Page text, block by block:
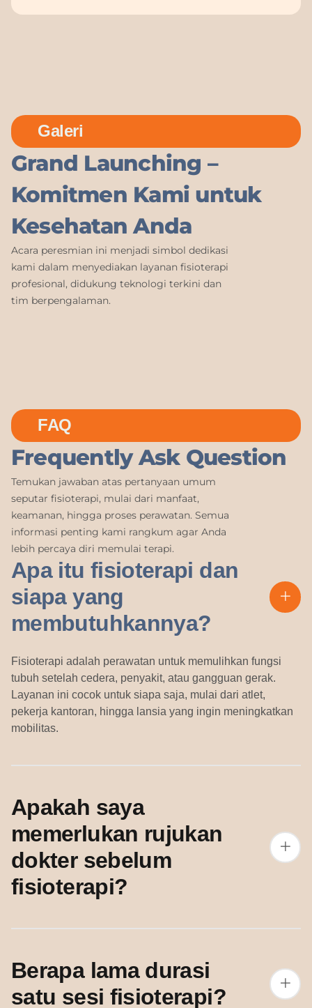
Galeri
Grand Launching –
Komitmen Kami untuk
Kesehatan Anda
Acara peresmian ini menjadi simbol dedikasi
kami dalam menyediakan layanan fisioterapi
profesional, didukung teknologi terkini dan
tim berpengalaman.
FAQ
Frequently Ask Question
Temukan jawaban atas pertanyaan umum
seputar fisioterapi, mulai dari manfaat,
keamanan, hingga proses perawatan. Semua
informasi penting kami rangkum agar Anda
lebih percaya diri memulai terapi.
Apa itu fisioterapi dan
siapa yang
membutuhkannya?
Fisioterapi adalah perawatan untuk memulihkan fungsi
tubuh setelah cedera, penyakit, atau gangguan gerak.
Layanan ini cocok untuk siapa saja, mulai dari atlet,
pekerja kantoran, hingga lansia yang ingin meningkatkan
mobilitas.
Apakah saya
memerlukan rujukan
dokter sebelum
fisioterapi?
Berapa lama durasi
satu sesi fisioterapi?